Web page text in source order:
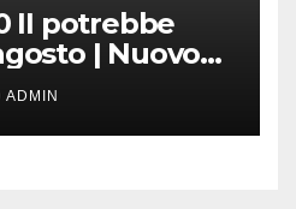
II potrebbe
| Nuovo
ADMIN